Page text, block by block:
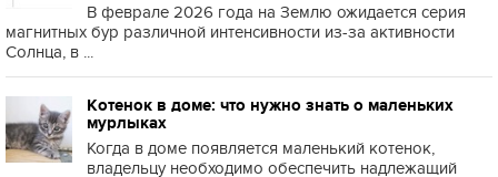
В феврале 2026 года на Землю ожидается серия
магнитных бур различной интенсивности из-за активности
Солнца, в ...
Котенок в доме: что нужно знать о маленьких
мурлыках
Когда в доме появляется маленький котенок,
владельцу необходимо обеспечить надлежащий